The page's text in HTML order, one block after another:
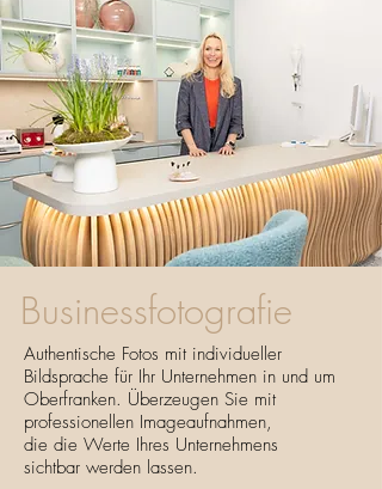
Businessfotografie
Authentische Fotos mit individueller
Bildsprache für Ihr Unternehmen in und um
Oberfranken. Überzeugen Sie mit
professionellen Imageaufnahmen,
die die Werte Ihres Unternehmens
sichtbar werden lassen.